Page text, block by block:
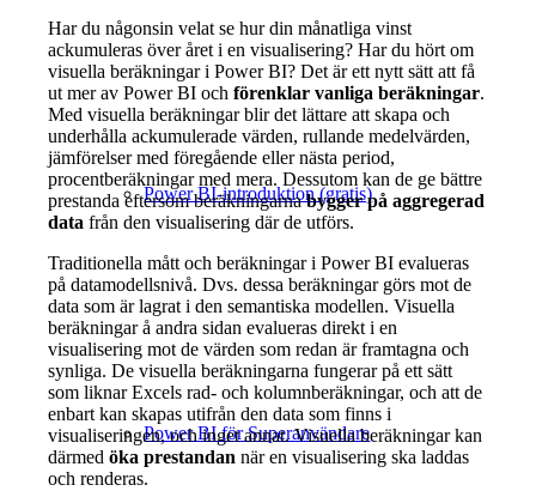
Power BI-introduktion (gratis)
Power BI för Superanvändare
Har du någonsin velat se hur din månatliga vinst
ackumuleras över året i en visualisering? Har du hört om
visuella beräkningar i Power BI? Det är ett nytt sätt att få
ut mer av Power BI ochförenklar vanliga beräkningar.
Med visuella beräkningar blir det lättare att skapa och
underhålla ackumulerade värden, rullande medelvärden,
jämförelser med föregående eller nästa period,
procentberäkningar med mera. Dessutom kan de ge bättre
prestanda eftersom beräkningarnabygger på aggregerad
data från den visualisering där de utförs.
Traditionella mått och beräkningar i Power BI evalueras
på datamodellsnivå. Dvs. dessa beräkningar görs mot de
data som är lagrat i den semantiska modellen. Visuella
beräkningar å andra sidan evalueras direkt i en
visualisering mot de värden som redan är framtagna och
synliga. De visuella beräkningarna fungerar på ett sätt
som liknar Excels rad- och kolumnberäkningar, och att de
enbart kan skapas utifrån den data som finns i
visualiseringen, och inget annat. Visuella beräkningar kan
därmedöka prestandan när en visualisering ska laddas
och renderas.